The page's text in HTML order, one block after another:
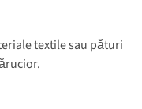
textile sau pături